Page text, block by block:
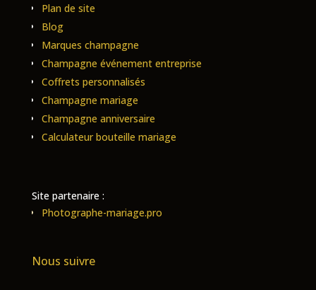
Plan de site
Blog
Marques champagne
Champagne événement entreprise
Coffrets personnalisés
Champagne mariage
Champagne anniversaire
Calculateur bouteille mariage
Site partenaire :
Photographe-mariage.pro
Nous suivre